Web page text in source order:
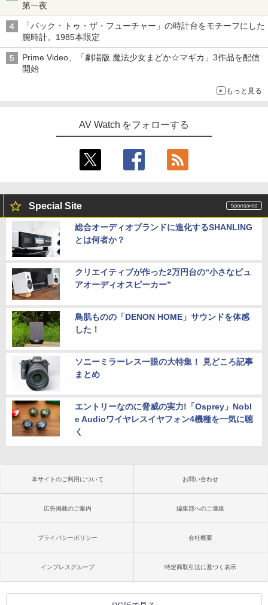
第一夜
「バック・トゥ・ザ・フューチャー」の時計台をモチーフにした
腕時計。1985本限定
Prime Video、「劇場版 魔法少女まどか☆マギカ」3作品を配信
開始
もっと見る
AV Watch をフォローする
Special Site
総合オーディオブランドに進化するSHANLING
とは何者か？
クリエイティブが作った2万円台の“小さなピュ
アオーディオスピーカー”
鳥肌ものの「DENON HOME」サウンドを体感
した！
ソニーミラーレス一眼の大特集！ 見どころ記事
まとめ
エントリーなのに脅威の実力!「Osprey」Nobl
e Audioワイヤレスイヤフォン4機種を一気に聴
く
本サイトのご利用について お問い合わせ
広告掲載のご案内 編集部へのご連絡
プライバシーポリシー 会社概要
インプレスグループ 特定商取引法に基づく表示